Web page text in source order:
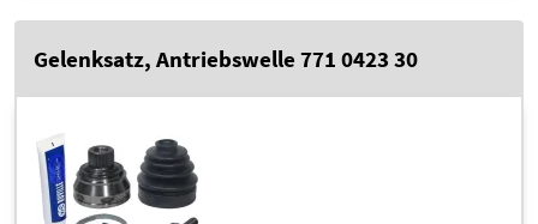
Gelenksatz, Antriebswelle 771 0423 30